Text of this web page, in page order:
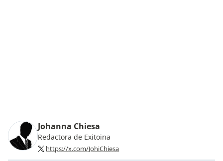
Johanna Chiesa
Redactora de Exitoina
https://x.com/JohiChiesa